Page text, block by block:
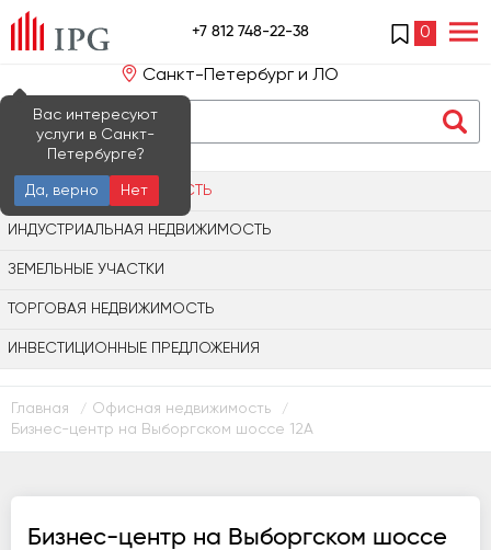
+7 812 748-22-38 0
Санкт-Петербург и ЛО
Вас интересуют
услуги в Санкт-
Петербурге?
Да, верно Нет
ОФИСНАЯ НЕДВИЖИМОСТЬ
ИНДУСТРИАЛЬНАЯ НЕДВИЖИМОСТЬ
ЗЕМЕЛЬНЫЕ УЧАСТКИ
ТОРГОВАЯ НЕДВИЖИМОСТЬ
ИНВЕСТИЦИОННЫЕ ПРЕДЛОЖЕНИЯ
Главная / Офисная недвижимость /
Бизнес-центр на Выборгском шоссе 12А
Бизнес-центр на Выборгском шоссе